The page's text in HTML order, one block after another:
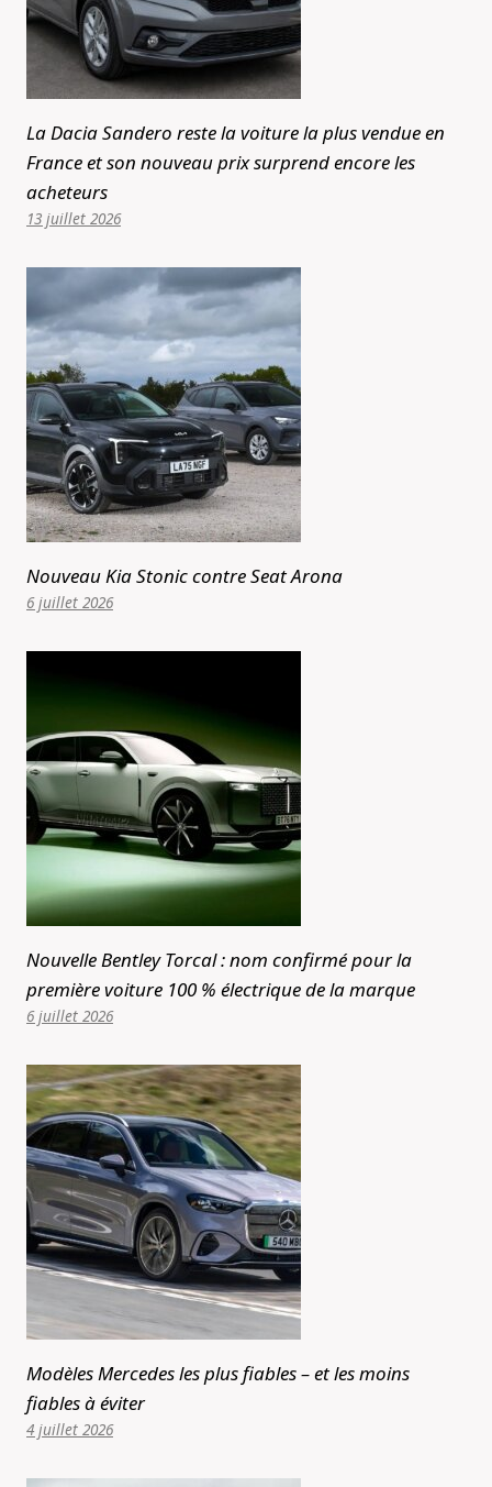
La Dacia Sandero reste la voiture la plus vendue en
France et son nouveau prix surprend encore les
acheteurs
13 juillet 2026
Nouveau Kia Stonic contre Seat Arona
6 juillet 2026
Nouvelle Bentley Torcal : nom confirmé pour la
première voiture 100 % électrique de la marque
6 juillet 2026
Modèles Mercedes les plus fiables – et les moins
fiables à éviter
4 juillet 2026